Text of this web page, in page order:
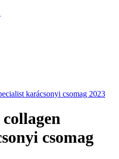
karácsonyi csomag 2023
csomag